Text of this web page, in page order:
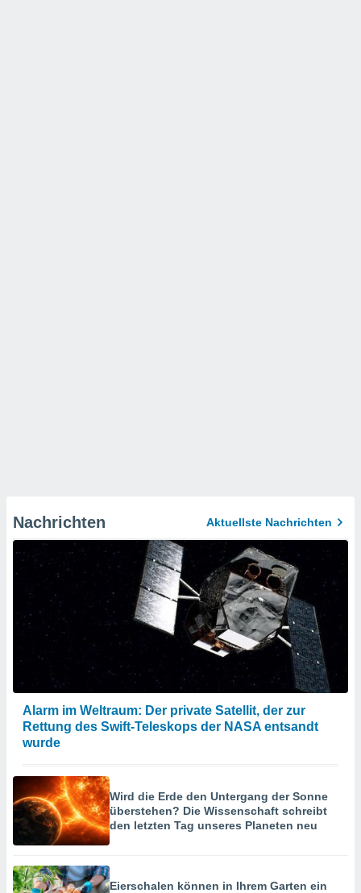
Nachrichten Aktuellste Nachrichten
Alarm im Weltraum: Der private Satellit, der zur
Rettung des Swift-Teleskops der NASA entsandt
wurde
Wird die Erde den Untergang der Sonne
überstehen? Die Wissenschaft schreibt
den letzten Tag unseres Planeten neu
Eierschalen können in Ihrem Garten ein